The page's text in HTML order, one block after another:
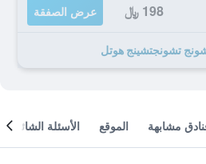
198 ﷼ عرض الصفقة
مشابهة الموقع الأسئلة الشائعة